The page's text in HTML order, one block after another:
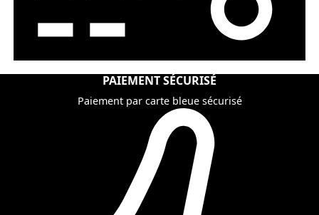
PAIEMENT SÉCURISÉ
Paiement par carte bleue sécurisé